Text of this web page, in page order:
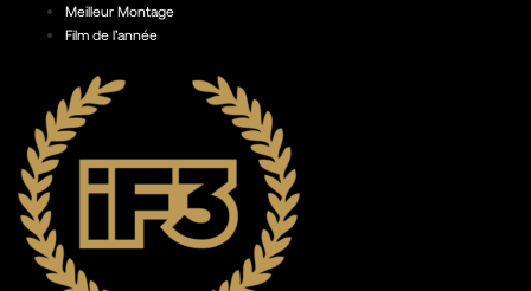
Meilleur Montage
Film de l’année